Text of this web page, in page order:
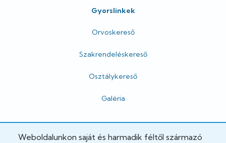
Gyorslinkek
Orvoskereső
Szakrendeléskereső
Osztálykereső
Galéria
Hivatalos
Weboldalunkon saját és harmadik féltől származó